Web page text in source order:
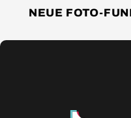
NEUE FOTO-